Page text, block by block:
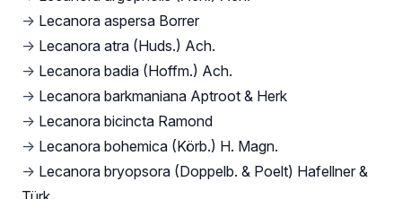
→ Lecanora aspersa Borrer
→ Lecanora atra (Huds.) Ach.
→ Lecanora badia (Hoffm.) Ach.
→ Lecanora barkmaniana Aptroot & Herk
→ Lecanora bicincta Ramond
→ Lecanora bohemica (Körb.) H. Magn.
→ Lecanora bryopsora (Doppelb. & Poelt) Hafellner &